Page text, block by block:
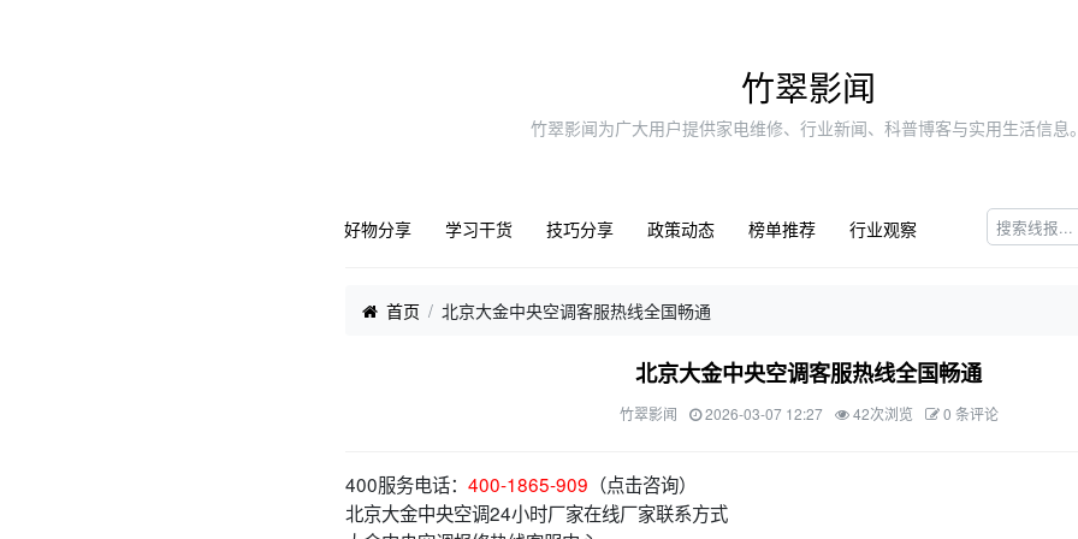
竹翠影闻
竹翠影闻为广大用户提供家电维修、行业新闻、科普博客与实用生活信息
好物分享 学习干货 技巧分享 政策动态 榜单推荐 行业观察
首页 北京大金中央空调客服热线全国畅通
北京大金中央空调客服热线全国畅通
竹翠影闻 2026-03-07 12:27 42次浏览 0 条评论
400服务电话： 400-1865-909 （点击咨询）
北京大金中央空调24小时厂家在线厂家联系方式